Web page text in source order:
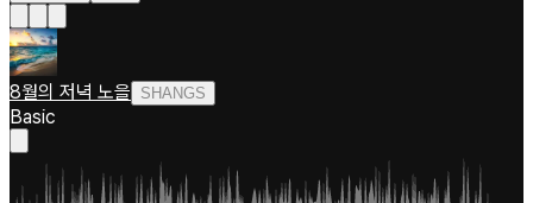
8월의 저녁 노을 SHANGS
Basic